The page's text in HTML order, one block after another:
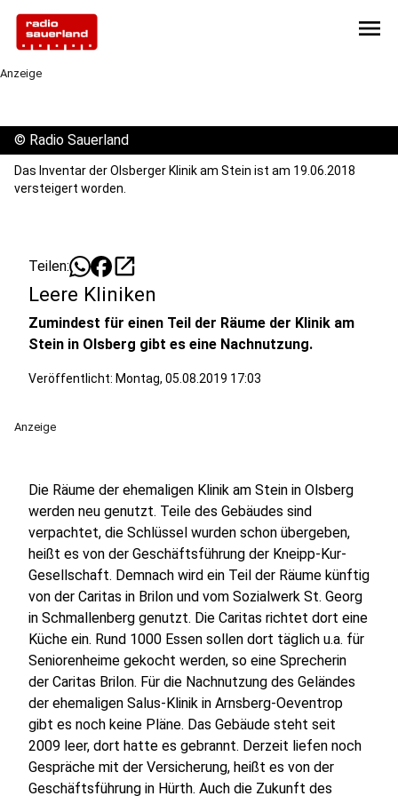
menu
Anzeige
© Radio Sauerland
Das Inventar der Olsberger Klinik am Stein ist am 19.06.2018
versteigert worden.
Teilen: open_in_new
Leere Kliniken
Zumindest für einen Teil der Räume der Klinik am
Stein in Olsberg gibt es eine Nachnutzung.
Veröffentlicht: Montag, 05.08.2019 17:03
Anzeige
Die Räume der ehemaligen Klinik am Stein in Olsberg
werden neu genutzt. Teile des Gebäudes sind
verpachtet, die Schlüssel wurden schon übergeben,
heißt es von der Geschäftsführung der Kneipp-Kur-
Gesellschaft. Demnach wird ein Teil der Räume künftig
von der Caritas in Brilon und vom Sozialwerk St. Georg
in Schmallenberg genutzt. Die Caritas richtet dort eine
Küche ein. Rund 1000 Essen sollen dort täglich u.a. für
Seniorenheime gekocht werden, so eine Sprecherin
der Caritas Brilon. Für die Nachnutzung des Geländes
der ehemaligen Salus-Klinik in Arnsberg-Oeventrop
gibt es noch keine Pläne. Das Gebäude steht seit
2009 leer, dort hatte es gebrannt. Derzeit liefen noch
Gespräche mit der Versicherung, heißt es von der
Geschäftsführung in Hürth. Auch die Zukunft des